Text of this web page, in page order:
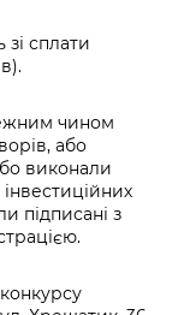
сплати
чином
або
виконали
підписані з